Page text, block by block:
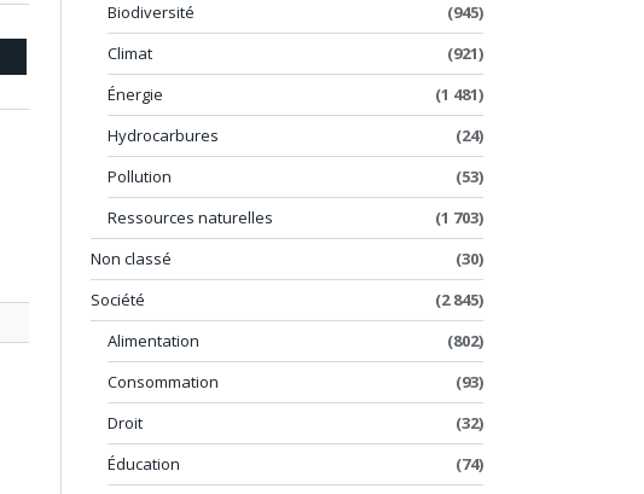
Biodiversité
(945)
Climat
(921)
Énergie
(1 481)
Hydrocarbures
(24)
Pollution
(53)
Ressources naturelles
(1 703)
Non classé
(30)
Société
(2 845)
Alimentation
(802)
Consommation
(93)
Droit
(32)
Éducation
(74)